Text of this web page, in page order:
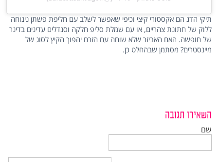
תיקי הדג הם אקססורי קיצי וכיפי שאפשר לשלב עם חליפת פשתן נינוחה
ללוק של חתונת צהריים, או עם שמלת סליפ חלקה וסנדלים עדינים בדינר
של חופשה. האם האביזר שלא שוחה עם הזרם יהפוך הקיץ לסוג של
מיינסטרים? מסתמן שבהחלט כן.
השאירו תגובה
שם